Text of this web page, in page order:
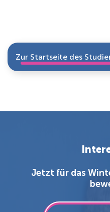
Zur Startseite des
Jetzt für das